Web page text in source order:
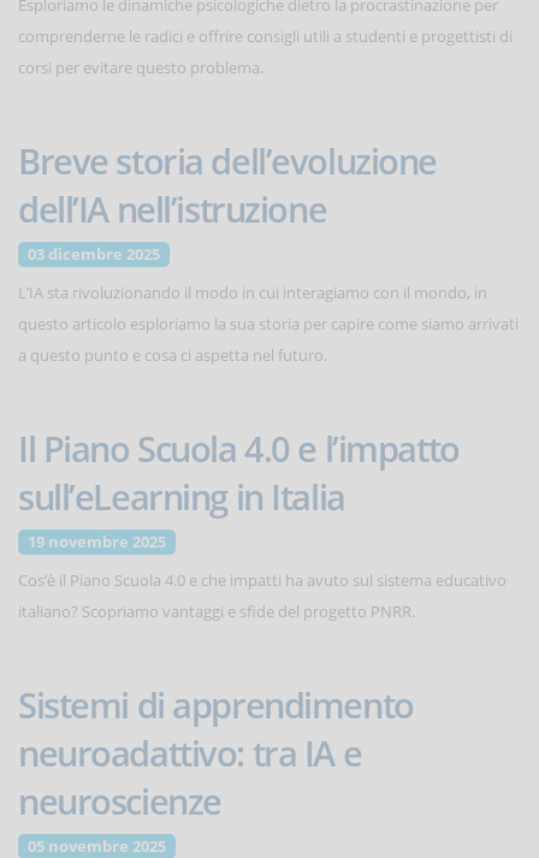
Esploriamo le dinamiche psicologiche dietro la procrastinazione per
comprenderne le radici e offrire consigli utili a studenti e progettisti di
corsi per evitare questo problema.
Breve storia dell’evoluzione
dell’IA nell’istruzione
03 dicembre 2025
L’IA sta rivoluzionando il modo in cui interagiamo con il mondo, in
questo articolo esploriamo la sua storia per capire come siamo arrivati
a questo punto e cosa ci aspetta nel futuro.
Il Piano Scuola 4.0 e l’impatto
sull’eLearning in Italia
19 novembre 2025
Cos’è il Piano Scuola 4.0 e che impatti ha avuto sul sistema educativo
italiano? Scopriamo vantaggi e sfide del progetto PNRR.
Sistemi di apprendimento
neuroadattivo: tra IA e
neuroscienze
05 novembre 2025